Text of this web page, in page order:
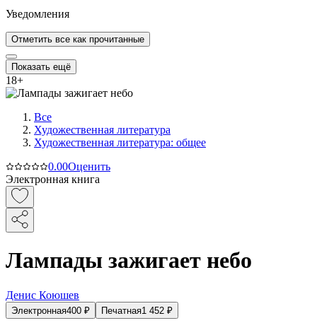
Уведомления
Отметить все как прочитанные
Показать ещё
18+
Все
Художественная литература
Художественная литература: общее
0.00Оценить
Электронная книга
Лампады зажигает небо
Денис Коюшев
Электронная400 ₽ Печатная1 452 ₽